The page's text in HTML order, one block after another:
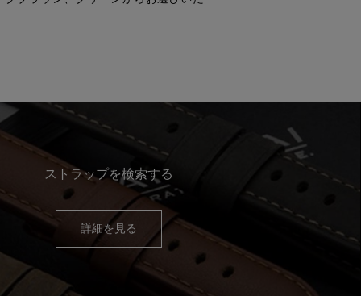
ストラップを検索する
詳細を見る